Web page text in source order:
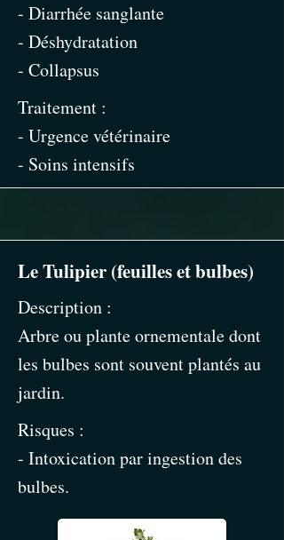
- Diarrhée sanglante
- Déshydratation
- Collapsus
Traitement :
- Urgence vétérinaire
- Soins intensifs
Le Tulipier (feuilles et bulbes)
Description :
Arbre ou plante ornementale dont
les bulbes sont souvent plantés au
jardin.
Risques :
- Intoxication par ingestion des
bulbes.